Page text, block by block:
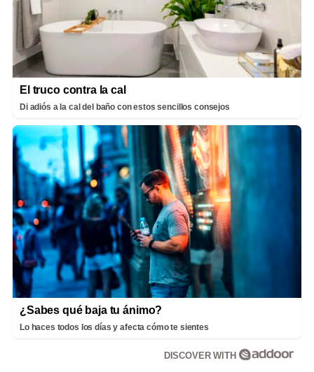
El truco contra la cal
Di adiós a la cal del baño con estos sencillos consejos
¿Sabes qué baja tu ánimo?
Lo haces todos los días y afecta cómo te sientes
DISCOVER WITH